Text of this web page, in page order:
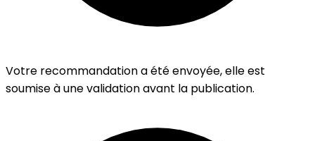
Votre recommandation a été envoyée, elle est
soumise à une validation avant la publication.